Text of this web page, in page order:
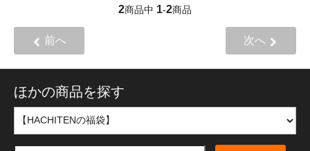
2商品中 1-2商品
前へ 次へ
ほかの商品を探す